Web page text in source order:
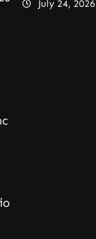
July 24, 2026